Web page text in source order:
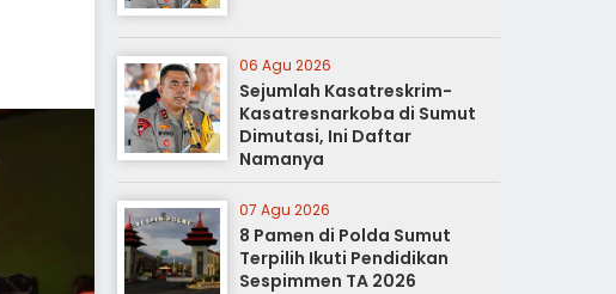
06 Agu 2026
Sejumlah Kasatreskrim-
Kasatresnarkoba di Sumut
Dimutasi, Ini Daftar
Namanya
07 Agu 2026
8 Pamen di Polda Sumut
Terpilih Ikuti Pendidikan
Sespimmen TA 2026